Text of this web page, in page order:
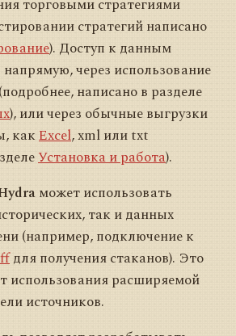
торговыми стратегиями
стратегий написано
). Доступ к данным
через использование
написано в разделе
), или через обычные выгрузки
какExcel, xml или txt
Установка и работа).
может использовать
так и данных
(например, подключение к
для получения стаканов). Это
использования расширяемой
источников.